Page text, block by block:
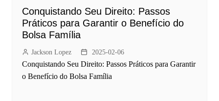
Conquistando Seu Direito: Passos
Práticos para Garantir o Benefício do
Bolsa Família
Jackson Lopez 2025-02-06
Conquistando Seu Direito: Passos Práticos para Garantir
o Benefício do Bolsa Família